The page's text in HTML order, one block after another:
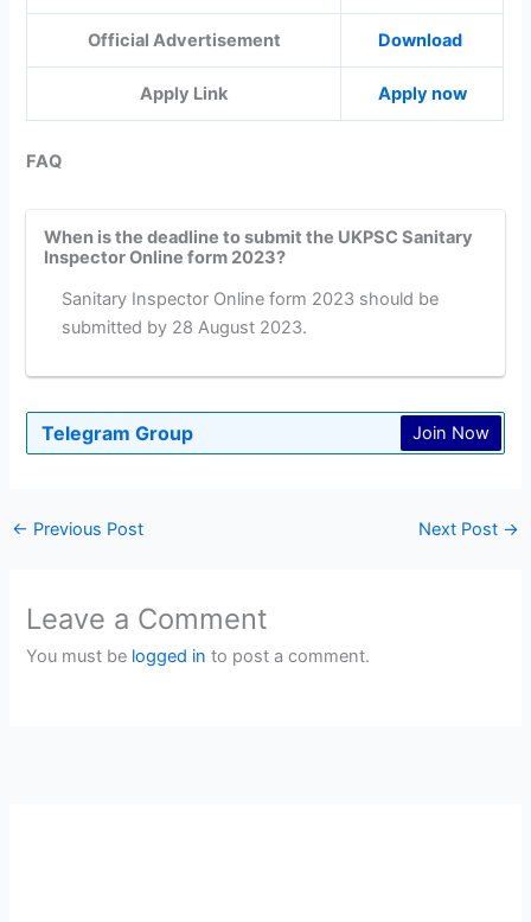
Official Advertisement Download
Apply Link Apply now
FAQ
When is the deadline to submit the UKPSC Sanitary
Inspector Online form 2023?
Sanitary Inspector Online form 2023 should be
submitted by 28 August 2023.
Telegram Group Join Now
← Previous Post Next Post →
Leave a Comment
You must be logged in to post a comment.